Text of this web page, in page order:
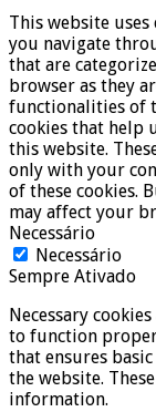
This website
you navigate
that are
browser as they
functionalities of
cookies that help
this website.
only with your
of these cookies.
may affect your
Necessário
Necessário
Sempre Ativado
Necessary
to function
that ensures
the website.
information.